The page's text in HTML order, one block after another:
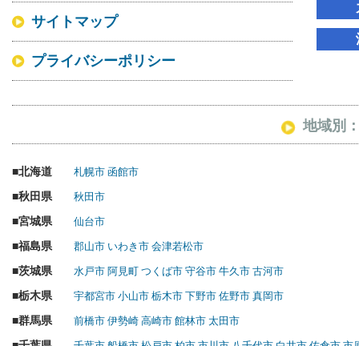
サイトマップ
プライバシーポリシー
地域別
北海道 札幌市 函館市
秋田県 秋田市
宮城県 仙台市
福島県 郡山市 いわき市 会津若松市
茨城県 水戸市 阿見町 つくば市 守谷市 牛久市 古河市
栃木県 宇都宮市 小山市 栃木市 下野市 佐野市 真岡市
群馬県 前橋市 伊勢崎 高崎市 館林市 太田市